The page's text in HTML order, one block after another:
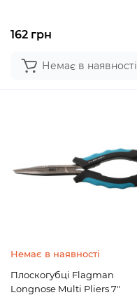
162 грн
Немає в наявності
Немає в наявності
Плоскогубці Flagman
Longnose Multi Pliers 7"